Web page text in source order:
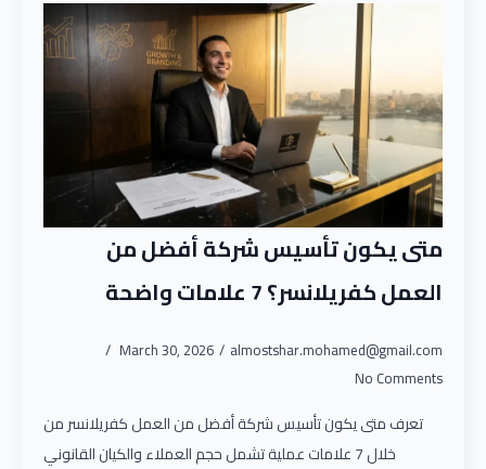
متى يكون تأسيس شركة أفضل من
العمل كفريلانسر؟ 7 علامات واضحة
almostshar.mohamed@gmail.com
March 30, 2026
No Comments
تعرف متى يكون تأسيس شركة أفضل من العمل كفريلانسر من
خلال 7 علامات عملية تشمل حجم العملاء والكيان القانوني